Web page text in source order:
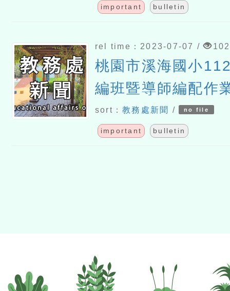
important bulletin
rel time：2023-07-07 /
桃園市溪海國小
編班暨導師編配作
告
sort：教務處新聞 / no file
important bulletin